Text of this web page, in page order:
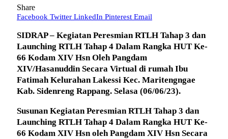
Share
Facebook Twitter LinkedIn Pinterest Email
SIDRAP – Kegiatan Peresmian RTLH Tahap 3 dan
Launching RTLH Tahap 4 Dalam Rangka HUT Ke-
66 Kodam XIV Hsn Oleh Pangdam
XIV/Hasanuddin Secara Virtual di rumah Ibu
Fatimah Kelurahan Lakessi Kec. Maritengngae
Kab. Sidenreng Rappang. Selasa (06/06/23).
Susunan Kegiatan Peresmian RTLH Tahap 3 dan
Launching RTLH Tahap 4 Dalam Rangka HUT Ke-
66 Kodam XIV Hsn oleh Pangdam XIV Hsn Secara